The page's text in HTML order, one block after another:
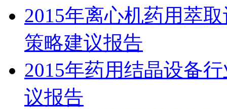
2015年离心机药用萃
策略建议报告
2015年药用结晶设备
议报告